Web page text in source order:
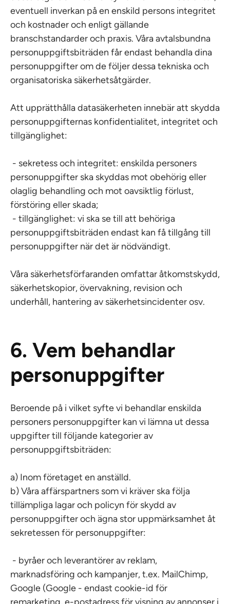
eventuell inverkan på en enskild persons integritet
och kostnader och enligt gällande
branschstandarder och praxis. Våra avtalsbundna
personuppgiftsbiträden får endast behandla dina
personuppgifter om de följer dessa tekniska och
organisatoriska säkerhetsåtgärder.
Att upprätthålla datasäkerheten innebär att skydda
personuppgifternas konfidentialitet, integritet och
tillgänglighet:
- sekretess och integritet: enskilda personers
personuppgifter ska skyddas mot obehörig eller
olaglig behandling och mot oavsiktlig förlust,
förstöring eller skada;
- tillgänglighet: vi ska se till att behöriga
personuppgiftsbiträden endast kan få tillgång till
personuppgifter när det är nödvändigt.
Våra säkerhetsförfaranden omfattar åtkomstskydd,
säkerhetskopior, övervakning, revision och
underhåll, hantering av säkerhetsincidenter osv.
6. Vem behandlar
personuppgifter
Beroende på i vilket syfte vi behandlar enskilda
personers personuppgifter kan vi lämna ut dessa
uppgifter till följande kategorier av
personuppgiftsbiträden:
a) Inom företaget en anställd.
b) Våra affärspartners som vi kräver ska följa
tillämpliga lagar och policyn för skydd av
personuppgifter och ägna stor uppmärksamhet åt
sekretessen för personuppgifter:
- byråer och leverantörer av reklam,
marknadsföring och kampanjer, t.ex. MailChimp,
Google (Google - endast cookie-id för